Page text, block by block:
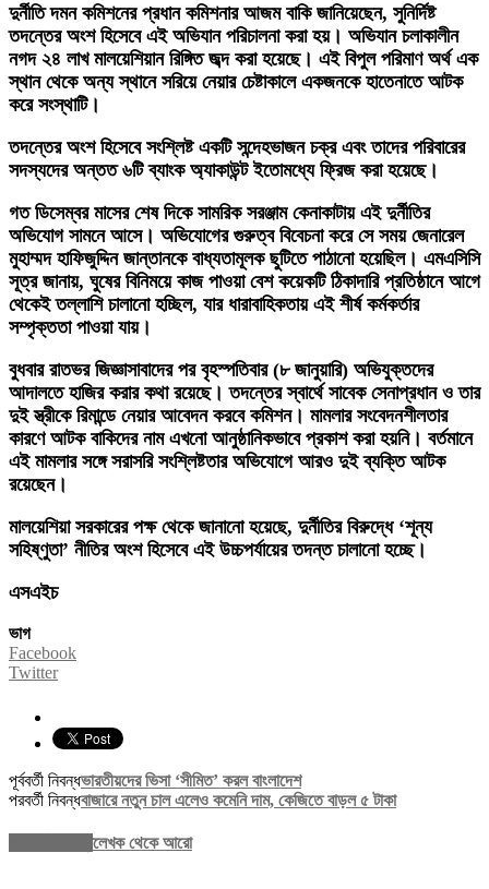
দুর্নীতি দমন কমিশনের প্রধান কমিশনার আজম বাকি জানিয়েছেন, সুনির্দিষ্ট
তদন্তের অংশ হিসেবে এই অভিযান পরিচালনা করা হয়। অভিযান চলাকালীন
নগদ ২৪ লাখ মালয়েশিয়ান রিঙ্গিত জব্দ করা হয়েছে। এই বিপুল পরিমাণ অর্থ এক
স্থান থেকে অন্য স্থানে সরিয়ে নেয়ার চেষ্টাকালে একজনকে হাতেনাতে আটক
করে সংস্থাটি।
তদন্তের অংশ হিসেবে সংশ্লিষ্ট একটি সন্দেহভাজন চক্র এবং তাদের পরিবারের
সদস্যদের অন্তত ৬টি ব্যাংক অ্যাকাউন্ট ইতোমধ্যে ফ্রিজ করা হয়েছে।
গত ডিসেম্বর মাসের শেষ দিকে সামরিক সরঞ্জাম কেনাকাটায় এই দুর্নীতির
অভিযোগ সামনে আসে। অভিযোগের গুরুত্ব বিবেচনা করে সে সময় জেনারেল
মুহাম্মদ হাফিজুদ্দিন জান্তানকে বাধ্যতামূলক ছুটিতে পাঠানো হয়েছিল। এমএসিসি
সূত্র জানায়, ঘুষের বিনিময়ে কাজ পাওয়া বেশ কয়েকটি ঠিকাদারি প্রতিষ্ঠানে আগে
থেকেই তল্লাশি চালানো হচ্ছিল, যার ধারাবাহিকতায় এই শীর্ষ কর্মকর্তার
সম্পৃক্ততা পাওয়া যায়।
বুধবার রাতভর জিজ্ঞাসাবাদের পর বৃহস্পতিবার (৮ জানুয়ারি) অভিযুক্তদের
আদালতে হাজির করার কথা রয়েছে। তদন্তের স্বার্থে সাবেক সেনাপ্রধান ও তার
দুই স্ত্রীকে রিমান্ডে নেয়ার আবেদন করবে কমিশন। মামলার সংবেদনশীলতার
কারণে আটক বাকিদের নাম এখনো আনুষ্ঠানিকভাবে প্রকাশ করা হয়নি। বর্তমানে
এই মামলার সঙ্গে সরাসরি সংশ্লিষ্টতার অভিযোগে আরও দুই ব্যক্তি আটক
রয়েছেন।
মালয়েশিয়া সরকারের পক্ষ থেকে জানানো হয়েছে, দুর্নীতির বিরুদ্ধে ‘শূন্য
সহিষ্ণুতা’ নীতির অংশ হিসেবে এই উচ্চপর্যায়ের তদন্ত চালানো হচ্ছে।
এসএইচ
ভাগ
Facebook
Twitter
পূর্ববর্তী নিবন্ধভারতীয়দের ভিসা ‘সীমিত’ করল বাংলাদেশ
পরবর্তী নিবন্ধবাজারে নতুন চাল এলেও কমেনি দাম, কেজিতে বাড়ল ৫ টাকা
লেখক থেকে আরো